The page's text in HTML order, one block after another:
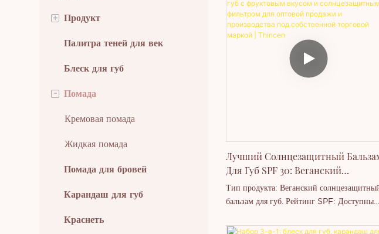
+ Продукт
Макияж глаз
Макияж губ
Инструменты для красоты
Макияж лица
Уход за кожей
Макияж тела
Новые поступления
Самые продаваемые
Палитра теней для век
Блеск для губ
- Помада
Кремовая помада
Жидкая помада
Помада для бровей
Карандаш для губ
Краснеть
Лучший Солнцезащитный
Для Губ SPF 30: Веганский
Увлажняющий Бальзам Для Губ С
Фруктовым Вкусом И
Оптовой Продажи И
Тип продукта: Веганский
бальзам для губ. Рейтинг SPF: Доступны
Фирменные фруктовые ароматы (ягода,